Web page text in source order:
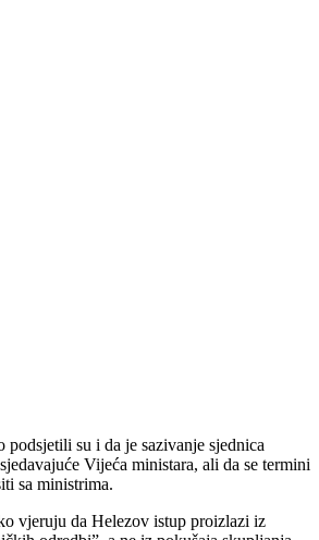
su i da je sazivanje sjednica
Vijeća ministara, ali da se termini
sa ministrima.
vjeruju da Helezov istup proizlazi iz